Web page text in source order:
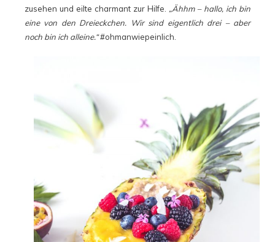
zusehen und eilte charmant zur Hilfe. „Ähhm – hallo, ich bin
eine von den Dreieckchen. Wir sind eigentlich drei – aber
noch bin ich alleine.“#ohmanwiepeinlich.